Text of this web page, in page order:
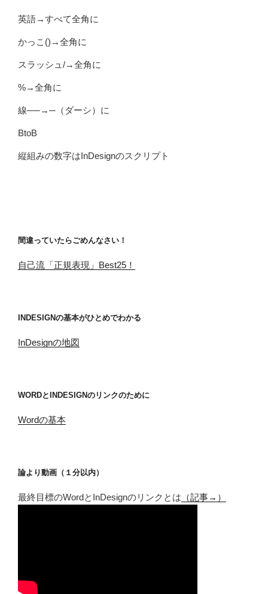
英語→すべて全角に
かっこ()→全角に
スラッシュ/→全角に
%→全角に
線──→─（ダーシ）に
BtoB
縦組みの数字はInDesignのスクリプト
間違っていたらごめんなさい！
自己流「正規表現」Best25！
INDESIGNの基本がひとめでわかる
InDesignの地図
WORDとINDESIGNのリンクのために
Wordの基本
論より動画（１分以内）
最終目標のWordとInDesignのリンクとは （記事→）